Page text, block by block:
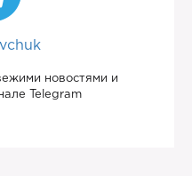
новостями и
Telegram